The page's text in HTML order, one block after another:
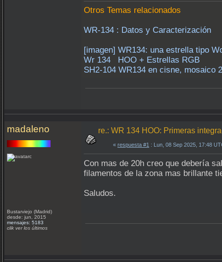
Otros Temas relacionados
WR-134 : Datos y Caracterización
[imagen] WR134: una estrella tipo
Wr 134 HOO + Estrellas RGB
SH2-104 WR134 en cisne, mosaico
madaleno
Bustarviejo (Madrid)
desde: jun, 2015
mensajes: 5183
clik ver los últimos
re.: WR 134 HOO: Primeras
« respuesta #1 : Lun, 08 Sep 2025, 17:48
Con mas de 20h creo que debería
filamentos de la zona mas brillante
Saludos.